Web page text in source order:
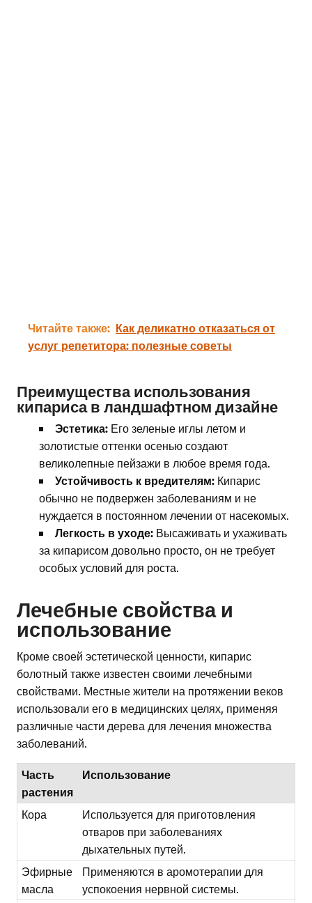
Читайте также: Как деликатно отказаться от
услуг репетитора: полезные советы
Преимущества использования
кипариса в ландшафтном дизайне
Эстетика: Его зеленые иглы летом и
золотистые оттенки осенью создают
великолепные пейзажи в любое время года.
Устойчивость к вредителям: Кипарис
обычно не подвержен заболеваниям и не
нуждается в постоянном лечении от насекомых.
Легкость в уходе: Высаживать и ухаживать
за кипарисом довольно просто, он не требует
особых условий для роста.
Лечебные свойства и
использование
Кроме своей эстетической ценности, кипарис
болотный также известен своими лечебными
свойствами. Местные жители на протяжении веков
использовали его в медицинских целях, применяя
различные части дерева для лечения множества
заболеваний.
Часть
растения
Использование
Кора
Используется для приготовления
отваров при заболеваниях
дыхательных путей.
Эфирные
масла
Применяются в аромотерапии для
успокоения нервной системы.